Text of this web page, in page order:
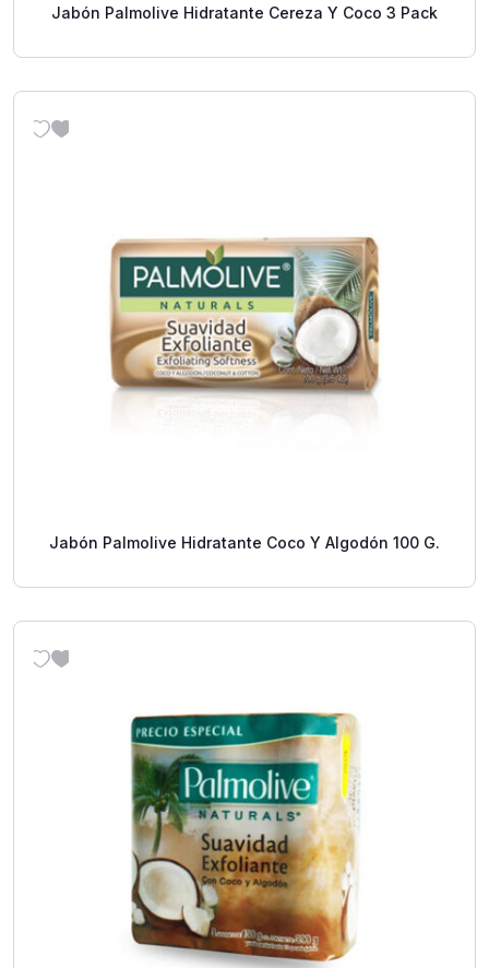
Jabón Palmolive Hidratante Cereza Y Coco 3 Pack
Jabón Palmolive Hidratante Coco Y Algodón 100 G.